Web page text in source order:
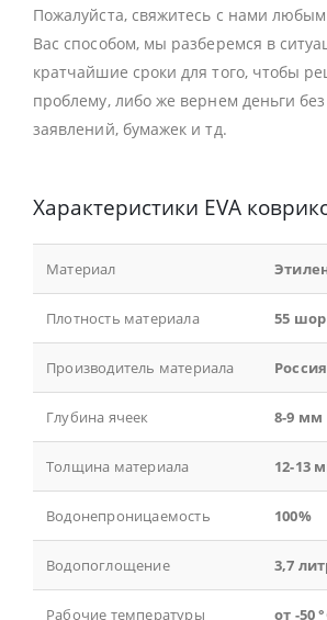
Пожалуйста, свяжитесь с нами
Вас способом, мы разберемся в
кратчайшие сроки для того, чтобы
проблему, либо же вернем деньги
заявлений, бумажек и тд.
Характеристики EVA
Материал
Плотность материала 55 шор
Производитель материала Россия
Глубина ячеек 8-9 мм
Толщина материала 12-13
Водонепроницаемость 100%
Водопоглощение 3,7
Рабочие температуры от -50